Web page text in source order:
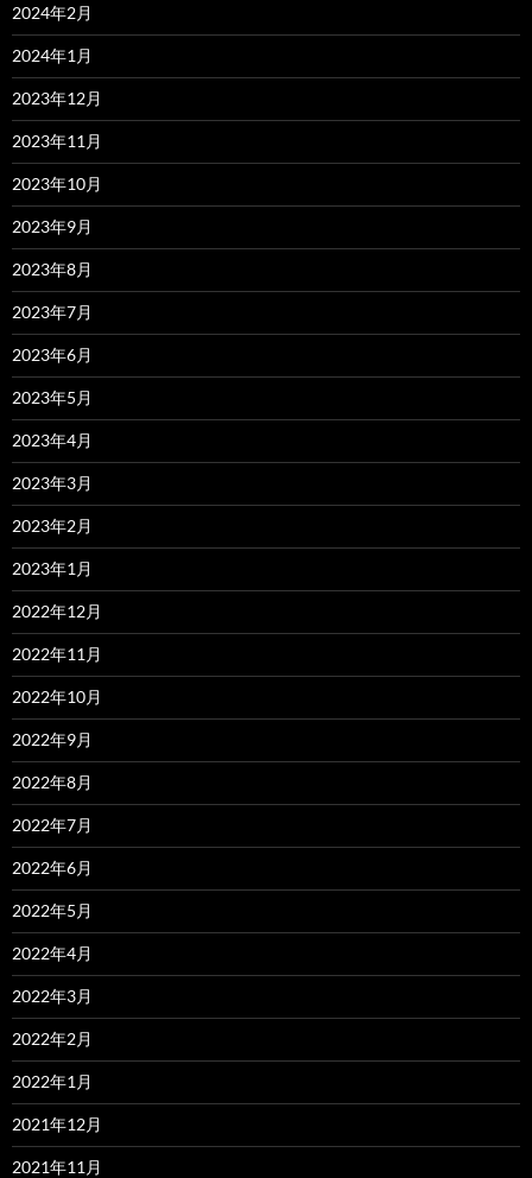
2024年2月
2024年1月
2023年12月
2023年11月
2023年10月
2023年9月
2023年8月
2023年7月
2023年6月
2023年5月
2023年4月
2023年3月
2023年2月
2023年1月
2022年12月
2022年11月
2022年10月
2022年9月
2022年8月
2022年7月
2022年6月
2022年5月
2022年4月
2022年3月
2022年2月
2022年1月
2021年12月
2021年11月